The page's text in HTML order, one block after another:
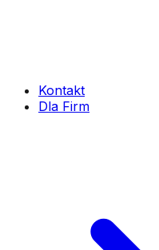
Kontakt
Dla Firm